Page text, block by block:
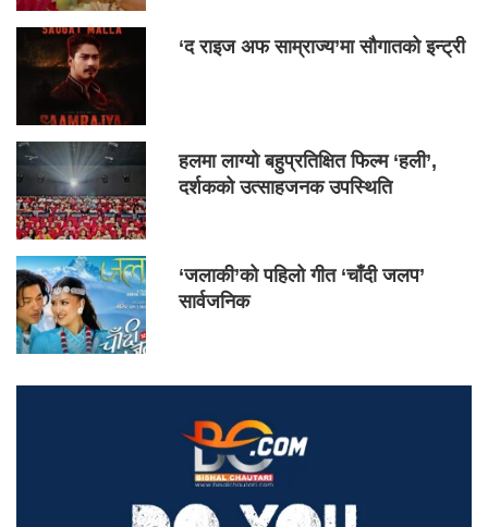
‘द राइज अफ साम्राज्य’मा सौगातको इन्ट्री
हलमा लाग्यो बहुप्रतिक्षित फिल्म ‘हली’,
दर्शकको उत्साहजनक उपस्थिति
‘जलाकी’को पहिलो गीत ‘चाँदी जलप’
सार्वजनिक